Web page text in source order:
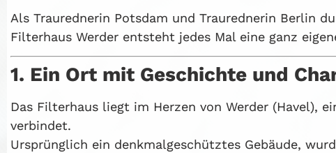
Als Traurednerin Potsdam und Traurednerin Berlin
Filterhaus Werder entsteht jedes Mal eine ganz
1. Ein Ort mit Geschichte und
Das Filterhaus liegt im Herzen von Werder (Havel),
verbindet.
Ursprünglich ein denkmalgeschütztes Gebäude,